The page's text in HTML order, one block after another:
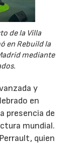
de la Villa
en Rebuild la
mediante
y
en
presencia de
mundial.
quien